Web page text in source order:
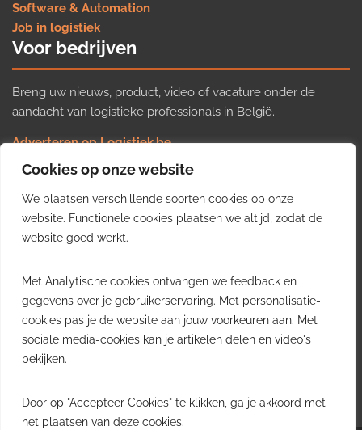
Cookies op onze website
We plaatsen verschillende soorten cookies op onze
website. Functionele cookies plaatsen we altijd, zodat de
website goed werkt.
Met Analytische cookies ontvangen we feedback en
gegevens over je gebruikerservaring. Met personalisatie-
cookies pas je de website aan jouw voorkeuren aan. Met
sociale media-cookies kan je artikelen delen en video's
bekijken.
Door op "Accepteer Cookies" te klikken, ga je akkoord met
het plaatsen van deze cookies.
Software & Automation
Job in logistiek
Voor bedrijven
Breng uw nieuws, product, video of vacature onder de
aandacht van logistieke professionals in België.
Adverteren op Logistiek.be
Nieuws insturen
Uw video op Logistiek.TV
Job plaatsen
Gratis wekelijkse update
inzichten uit de Belgische logistieke sector in uw inbox.
Ontvang je gratis
wekelijkse update
Uitschrijven kan altijd.